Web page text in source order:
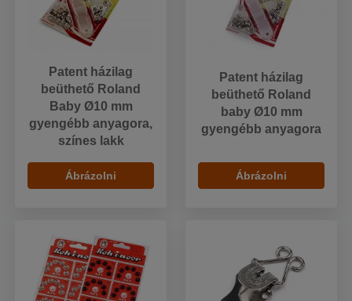
Patent házilag
beüthető Roland
Baby Ø10 mm
gyengébb anyagora,
színes lakk
Ábrázolni
Patent házilag
beüthető Roland
baby Ø10 mm
gyengébb anyagora
Ábrázolni